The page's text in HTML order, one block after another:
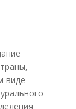
виде